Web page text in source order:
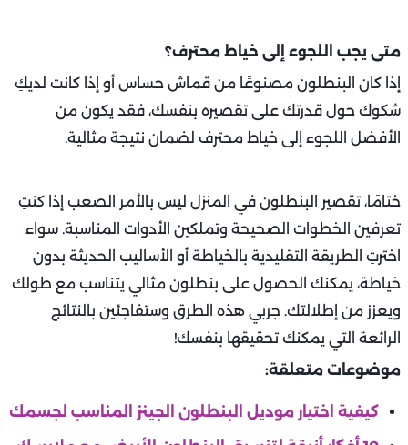
متى يجب اللجوء إلى خياط محترف؟
إذا كان البنطلون مصنوعًا من قماش حساس أو إذا كانت لديكِ
شكوك حول قدرتك على تقصيره بنفسك، فقد يكون من
الأفضل اللجوء إلى خياط محترف لضمان نتيجة مثالية.
ختامًا، تقصير البنطلون في المنزل ليس بالأمر الصعب إذا كنتِ
تعرفين الخطوات الصحيحة وتملكين الأدوات المناسبة. سواء
اخترتِ الطريقة التقليدية بالخياطة أو الأساليب الحديثة بدون
خياطة، يمكنك الحصول على بنطلون مثالي يتناسب مع طولك
ويعزز من إطلالتك. جربي هذه الطرق وستفاجئين بالنتائج
الرائعة التي يمكنك تحقيقها بنفسك!
موضوعات متعلقة:
كيفية اختيار موديل البنطلون الجينز المناسب لجسمك